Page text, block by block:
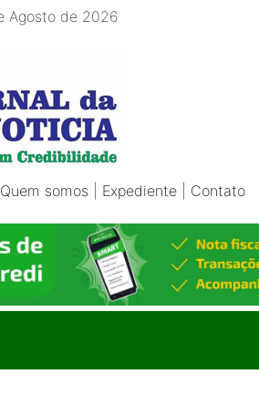
Agosto de 2026
Quem somos Expediente Contato